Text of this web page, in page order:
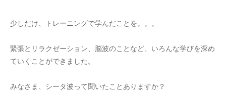
少しだけ、トレーニングで学んだことを。。。
緊張とリラクゼーション、脳波のことなど、いろんな学びを深め
ていくことができました。
みなさま、シータ波って聞いたことありますか？